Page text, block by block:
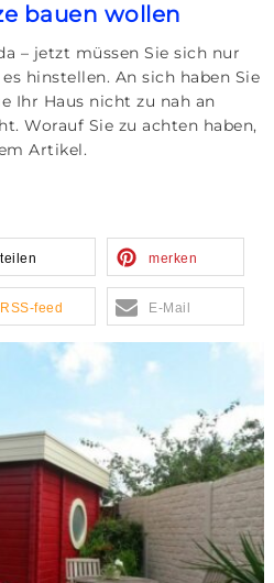
bauen wollen
– jetzt müssen Sie sich nur
hinstellen. An sich haben Sie
Ihr Haus nicht zu nah an
Worauf Sie zu achten haben,
Artikel.
teilen merken
RSS-feed E-Mail